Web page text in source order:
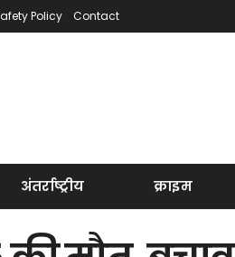
Policy Contact
अंतर्राष्ट्रीय क्राइम